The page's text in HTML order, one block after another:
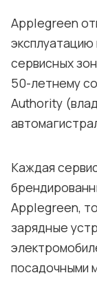
Applegreen
сервисных
50-летнему
Authority
Каждая
Applegreen,
зарядные
посадочными